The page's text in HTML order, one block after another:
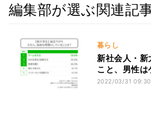
編集部が選ぶ関連記
暮らし
新社会人・
こと、男性
2022/03/31 09:30